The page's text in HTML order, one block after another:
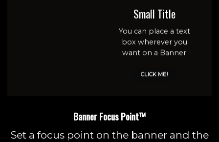
Small Title
You can place a text
box wherever you
want on a Banner
CLICK ME!
Banner Focus Point™
Set a focus point on the banner and the